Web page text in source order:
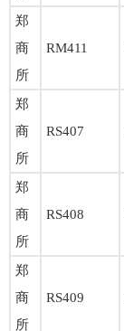
郑
商
所
RM411
郑
商
所
RS407
郑
商
所
RS408
郑
商
所
RS409